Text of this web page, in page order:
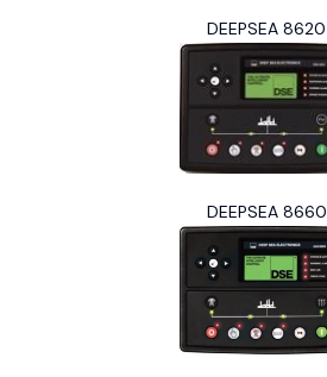
DEEPSEA 8620
DEEPSEA 8660